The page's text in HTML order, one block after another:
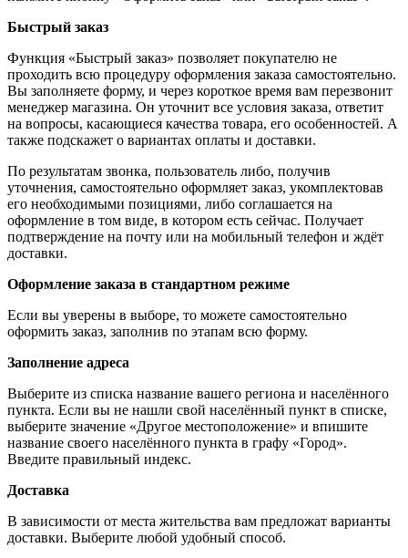
Быстрый заказ
Функция «Быстрый заказ» позволяет покупателю не
проходить всю процедуру оформления заказа самостоятельно.
Вы заполняете форму, и через короткое время вам перезвонит
менеджер магазина. Он уточнит все условия заказа, ответит
на вопросы, касающиеся качества товара, его особенностей. А
также подскажет о вариантах оплаты и доставки.
По результатам звонка, пользователь либо, получив
уточнения, самостоятельно оформляет заказ, укомплектовав
его необходимыми позициями, либо соглашается на
оформление в том виде, в котором есть сейчас. Получает
подтверждение на почту или на мобильный телефон и ждёт
доставки.
Оформление заказа в стандартном режиме
Если вы уверены в выборе, то можете самостоятельно
оформить заказ, заполнив по этапам всю форму.
Заполнение адреса
Выберите из списка название вашего региона и населённого
пункта. Если вы не нашли свой населённый пункт в списке,
выберите значение «Другое местоположение» и впишите
название своего населённого пункта в графу «Город».
Введите правильный индекс.
Доставка
В зависимости от места жительства вам предложат варианты
доставки. Выберите любой удобный способ.